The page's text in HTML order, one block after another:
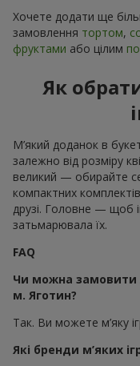
Хочете додати ще
замовлення тортом,
фруктами або цілим
Як
М’який доданок в
залежно від розміру
великий — обирайте
компактних
друзі. Головне — щоб
затьмарювала їх.
FAQ
Чи можна замовити
м. Яготин?
Так. Ви можете м’яку
Які бренди м’яких